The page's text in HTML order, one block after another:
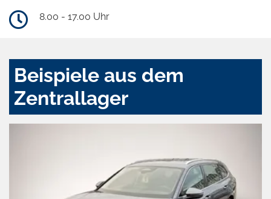
8.00 - 17.00 Uhr
Beispiele aus dem
Zentrallager